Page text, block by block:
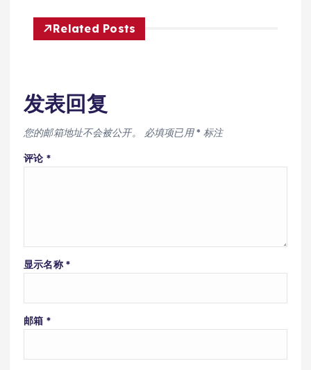
Related Posts
发表回复
您的邮箱地址不会被公开。 必填项已用* 标注
评论 *
显示名称 *
邮箱 *